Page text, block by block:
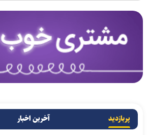
پربازدید آخرین اخبار